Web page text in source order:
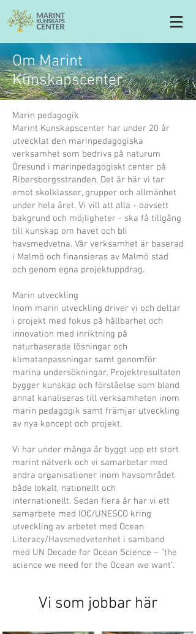
Om Marint
Kunskapscenter
Marin pedagogik
Marint Kunskapscenter har under 20 år
utvecklat den marinpedagogiska
verksamhet som bedrivs på naturum
Öresund i marinpedagogiskt center på
Ribersborgsstranden. Det är här vi tar
emot skolklasser, grupper och allmänhet
under hela året. Vi vill att alla - oavsett
bakgrund och möjligheter - ska få tillgång
till kunskap om havet och bli
havsmedvetna. Vår verksamhet är baserad
i Malmö och finansieras av Malmö stad
och genom egna projektuppdrag.
Marin utveckling
Inom marin utveckling driver vi och deltar
i projekt med fokus på hållbarhet och
innovation med inriktning på
naturbaserade lösningar och
klimatanpassningar samt genomför
marina undersökningar. Projektresultaten
bygger kunskap och förståelse som bland
annat kanaliseras till verksamheten inom
marin pedagogik samt främjar utveckling
av nya koncept och projekt.
Vi har under många år byggt upp ett stort
marint nätverk och vi samarbetar med
andra organisationer inom havsområdet
både lokalt, nationellt och
internationellt. Sedan flera år har vi ett
samarbete med IOC/UNESCO kring
utveckling av arbetet med Ocean
Literacy/Havsmedvetenhet i samband
med UN Decade for Ocean Science – ”the
science we need for the Ocean we want”.
Vi som jobbar här